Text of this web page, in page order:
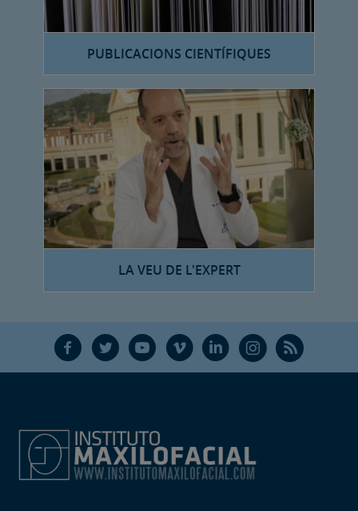
PUBLICACIONS CIENTÍFIQUES
LA VEU DE L'EXPERT
F T Y V L Ñ R